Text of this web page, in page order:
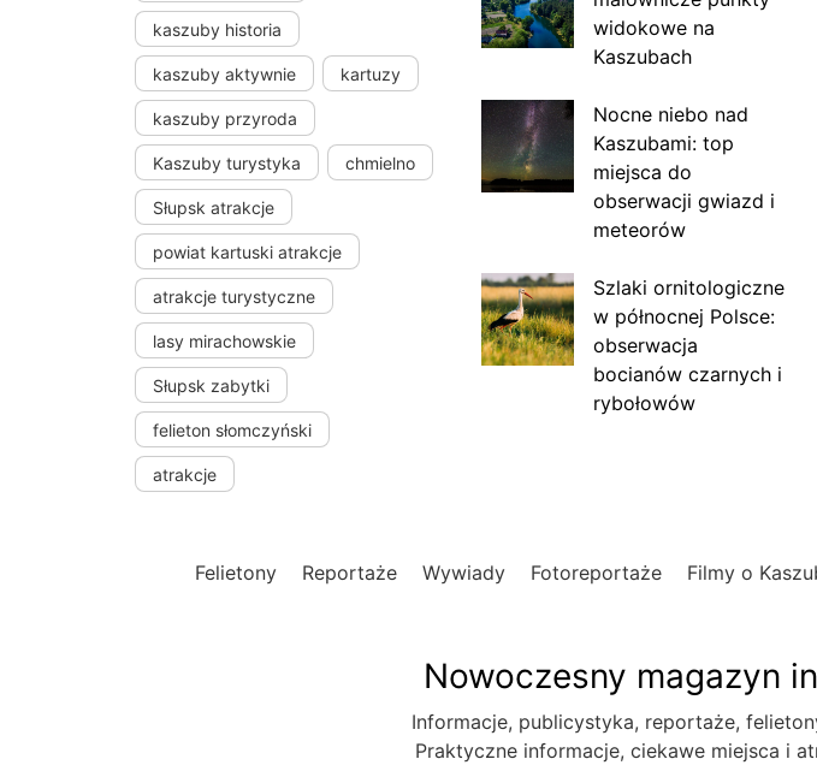
kaszuby historia
kaszuby aktywnie kartuzy
kaszuby przyroda
Kaszuby turystyka chmielno
Słupsk atrakcje
powiat kartuski atrakcje
atrakcje turystyczne
lasy mirachowskie
Słupsk zabytki
felieton słomczyński
atrakcje
widokowe na
Kaszubach
Nocne niebo nad
Kaszubami: top
miejsca do
obserwacji gwiazd i
meteorów
Szlaki ornitologiczne
w północnej Polsce:
obserwacja
bocianów czarnych i
rybołowów
Felietony Reportaże Wywiady Fotoreportaże Filmy o
Nowoczesny magazyn
Informacje, publicystyka, reportaże,
Praktyczne informacje, ciekawe miejsca i